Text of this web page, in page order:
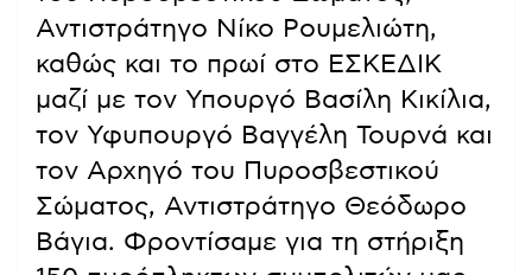
Αντιστράτηγο Νίκο Ρουμελιώτη,
καθώς και το πρωί στο ΕΣΚΕΔΙΚ
μαζί με τον Υπουργό Βασίλη Κικίλια,
τον Υφυπουργό Βαγγέλη Τουρνά και
τον Αρχηγό του Πυροσβεστικού
Σώματος, Αντιστράτηγο Θεόδωρο
Βάγια. Φροντίσαμε για τη στήριξη